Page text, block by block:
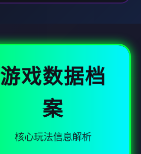
游戏数据档
案
核心玩法信息解析